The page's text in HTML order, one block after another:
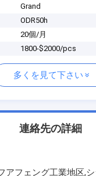
Grand
ODR50h
20個/月
1800-$2000/pcs
多くを見て下さい
連絡先の詳細
アフェング工業地区,